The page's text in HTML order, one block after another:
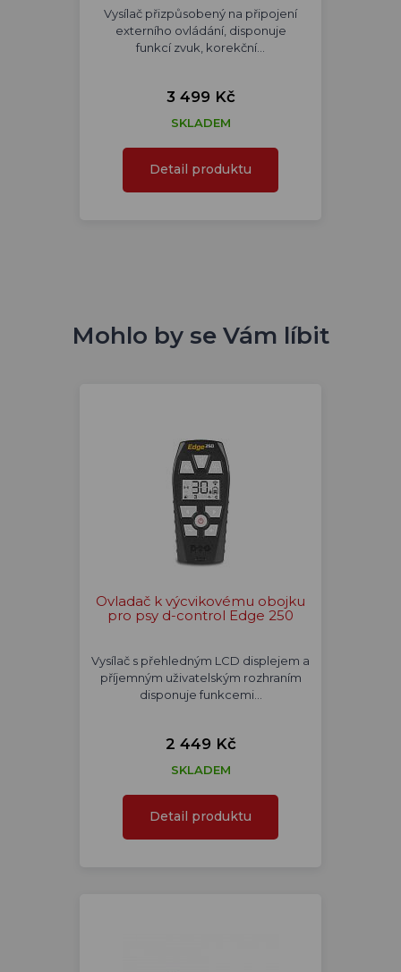
Vysílač přizpůsobený na připojení
externího ovládání, disponuje
funkcí zvuk, korekční…
3 499 Kč
SKLADEM
Detail produktu
Mohlo by se Vám líbit
Ovladač k výcvikovému obojku
pro psy d-control Edge 250
Vysílač s přehledným LCD displejem a
příjemným uživatelským rozhraním
disponuje funkcemi…
2 449 Kč
SKLADEM
Detail produktu